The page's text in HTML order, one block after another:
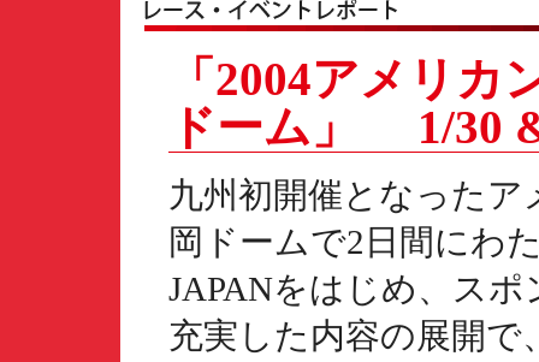
「2004アメリ
ドーム」 1/30
九州初開催となった
岡ドームで2日間にわ
JAPANをはじめ、ス
充実した内容の展開